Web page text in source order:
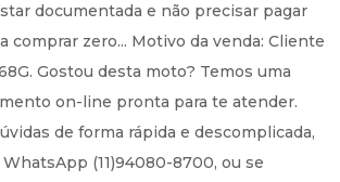
documentada e não precisar pagar
comprar zero... Motivo da venda: Cliente
Gostou desta moto? Temos uma
on-line pronta para te atender.
de forma rápida e descomplicada,
(11)94080-8700, ou se